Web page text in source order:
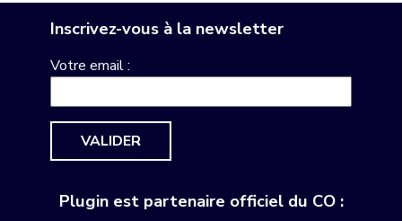
Inscrivez-vous à la newsletter
Votre email :
VALIDER
Plugin est partenaire officiel du CO :